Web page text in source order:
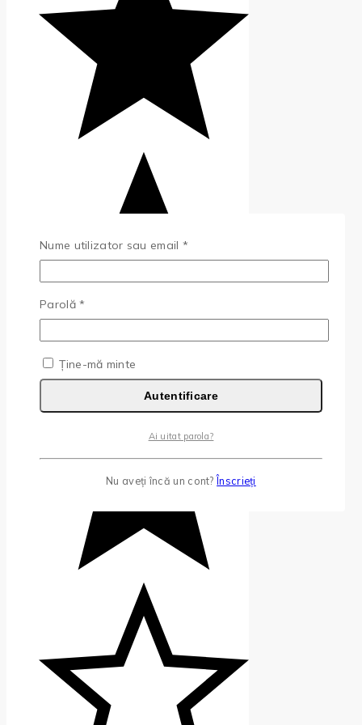
Nume utilizator sau email *
Parolă*
Ține-mă minte
Autentificare
Ai uitat parola?
Nu aveți încă un cont?Înscrieți